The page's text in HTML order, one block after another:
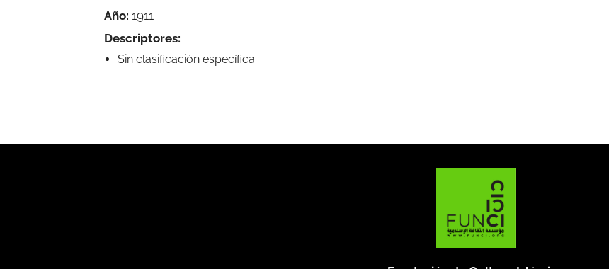
Año: 1911
Descriptores:
Sin clasificación específica